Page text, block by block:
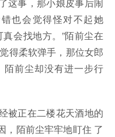
这事，那小娘皮事后闹
也会觉得怪对不起她
会找地方。”陌前尘在
得柔软弹手，那位女郎
前尘却没有进一步行
正在二楼花天酒地的
，陌前尘牢牢地盯住 了